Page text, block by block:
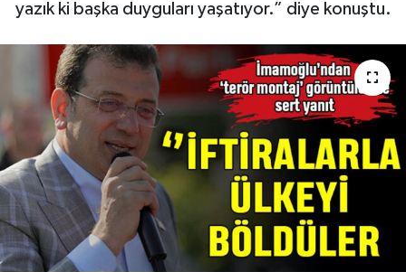
yazık ki başka duyguları yaşatıyor.” diye konuştu.